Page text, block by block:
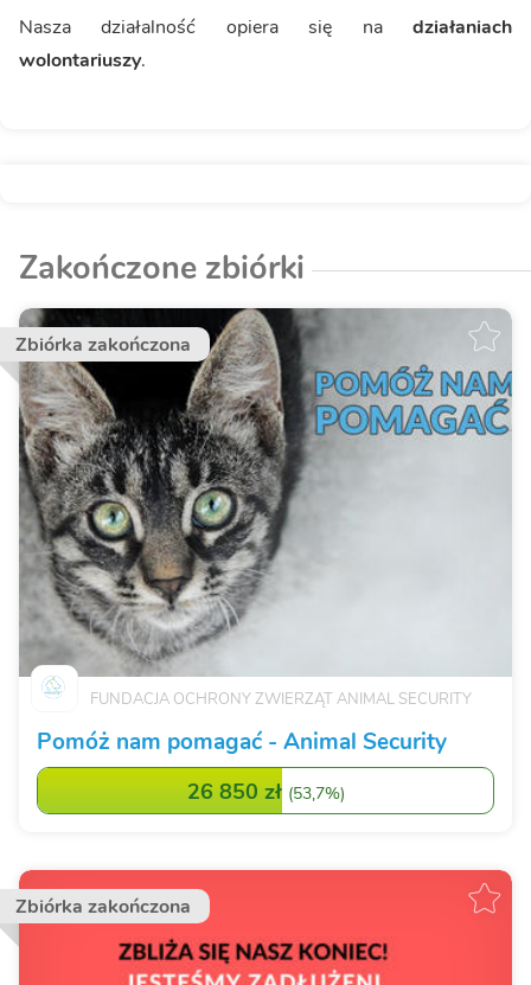
Nasza działalność opiera się na działaniach
wolontariuszy.
Zakończone zbiórki
Zbiórka zakończona
FUNDACJA OCHRONY ZWIERZĄT ANIMAL SECURITY
Pomóż nam pomagać - Animal Security
26 850 zł (53,7%)
Zbiórka zakończona